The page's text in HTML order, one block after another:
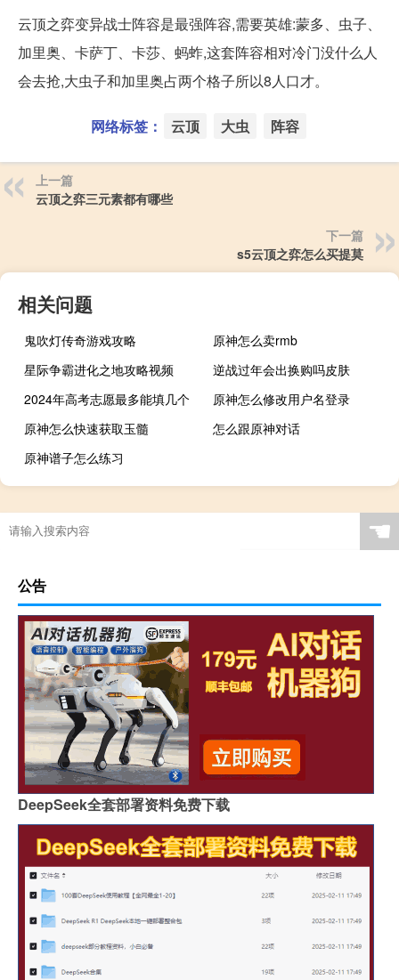
云顶之弈变异战士阵容是最强阵容,需要英雄:蒙多、虫子、
加里奥、卡萨丁、卡莎、蚂蚱,这套阵容相对冷门没什么人
会去抢,大虫子和加里奥占两个格子所以8人口才。
网络标签： 云顶 大虫 阵容
上一篇
云顶之弈三元素都有哪些
下一篇
s5云顶之弈怎么买提莫
相关问题
鬼吹灯传奇游戏攻略
原神怎么卖rmb
星际争霸进化之地攻略视频
逆战过年会出换购吗皮肤
2024年高考志愿最多能填几个
原神怎么修改用户名登录
原神怎么快速获取玉髓
怎么跟原神对话
原神谱子怎么练习
☚
公告
DeepSeek全套部署资料免费下载